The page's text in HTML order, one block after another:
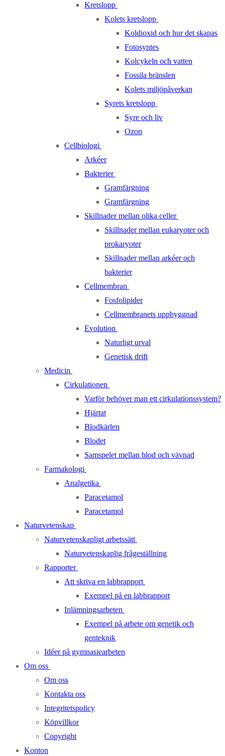
Kretslopp
Kolets kretslopp
Koldioxid och hur det skapas
Fotosyntes
Kolcykeln och vatten
Fossila bränslen
Kolets miljöpåverkan
Syrets kretslopp
Syre och liv
Ozon
Cellbiologi
Arkéer
Bakterier
Gramfärgning
Gramfärgning
Skillnader mellan olika celler
Skillnader mellan eukaryoter och
prokaryoter
Skillnader mellan arkéer och
bakterier
Cellmembran
Fosfolipider
Cellmembranets uppbyggnad
Evolution
Naturligt urval
Genetisk drift
Medicin
Cirkulationen
Varför behöver man ett cirkulationssystem?
Hjärtat
Blodkärlen
Blodet
Samspelet mellan blod och vävnad
Farmakologi
Analgetika
Paracetamol
Paracetamol
Naturvetenskap
Naturvetenskapligt arbetssätt
Naturvetenskaplig frågeställning
Rapporter
Att skriva en labbrapport
Exempel på en labbrapport
Inlämningsarbeten
Exempel på arbete om genetik och
genteknik
Idéer på gymnasiearbeten
Om oss
Om oss
Kontakta oss
Integritetspolicy
Köpvillkor
Copyright
Konton